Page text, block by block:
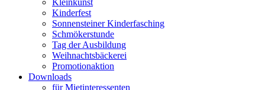
Kinderfest
Sonnensteiner Kinderfasching
Schmökerstunde
Tag der Ausbildung
Weihnachtsbäckerei
Promotionaktion
Downloads
für Mietinteressenten